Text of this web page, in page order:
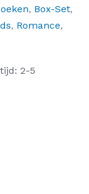
, Box-Set,
, Romance,
2-5